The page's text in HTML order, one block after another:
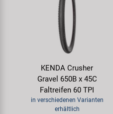
KENDA Crusher
Gravel 650B x 45C
Faltreifen 60 TPI
in verschiedenen Varianten
erhältlich